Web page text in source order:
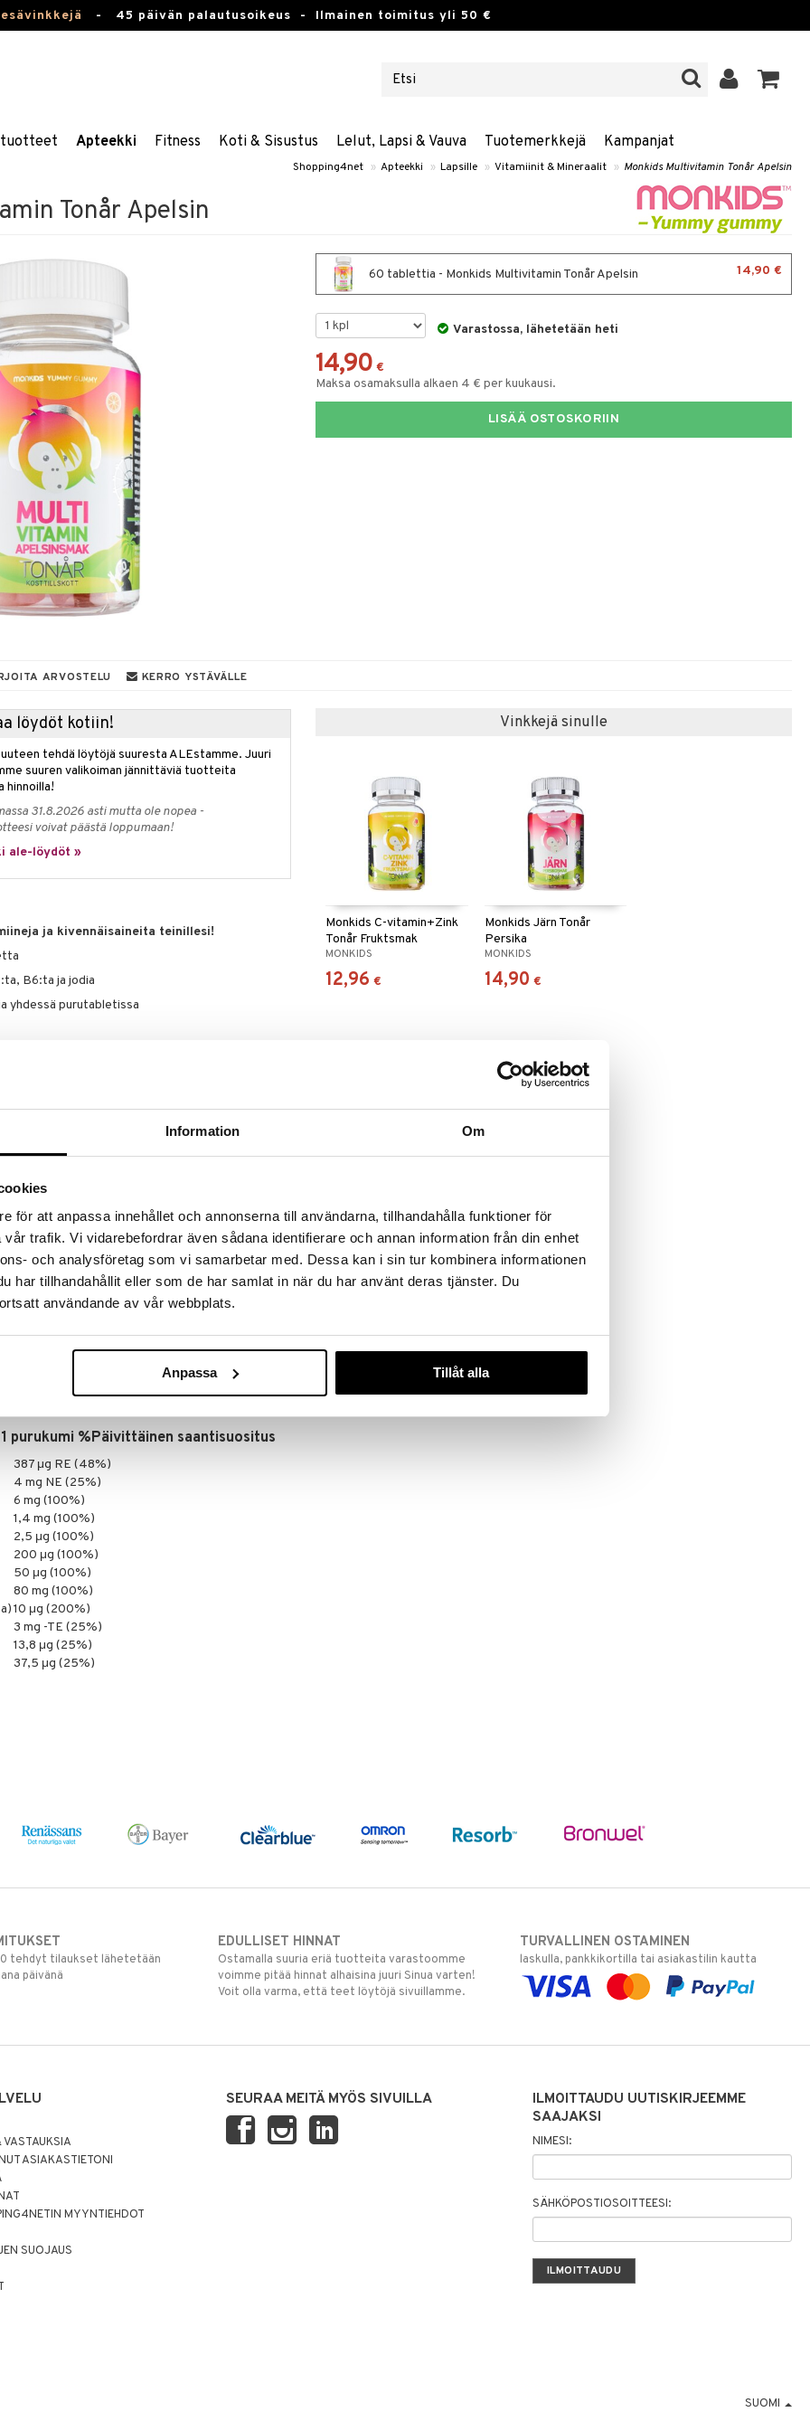
Information Om
för att anpassa innehållet och annonserna till användarna, tillhandahålla funktioner för
trafik. Vi vidarebefordrar även sådana identifierare och annan information från din enhet
och analysföretag som vi samarbetar med. Dessa kan i sin tur kombinera informationen
har tillhandahållit eller som de har samlat in när du har använt deras tjänster. Du
användande av vår webbplats.
Anpassa Tillåt alla
- 45 päivän palautusoikeus - Ilmainen toimitus yli 50 €
Apteekki Fitness Koti & Sisustus Lelut, Lapsi & Vauva Tuotemerkkejä Kampanjat
Shopping4net » Apteekki » Lapsille » Vitamiinit & Mineraalit » Monkids Multivitamin Tonår Apelsin
Tonår Apelsin
60 tablettia - Monkids Multivitamin Tonår Apelsin 14,90 €
Varastossa, lähetetään heti
14,90 €
Maksa osamaksulla alkaen 4 € per kuukausi.
LISÄÄ OSTOSKORIIN
ARVOSTELU KERRO YSTÄVÄLLE
löydöt kotiin!
tehdä löytöjä suuresta ALEstamme. Juuri
suuren valikoiman jännittäviä tuotteita
hinnoilla!
31.8.2026 asti mutta ole nopea -
voivat päästä loppumaan!
ale-löydöt »
ja kivennäisaineita teinillesi!
B6:ta ja jodia
yhdessä purutabletissa
aikuisille
purutabletti, pureskellaan
ei tule ylittää. Ravintolisiä ei tule käyttää
Säilytettävä pienten lasten ulottumattomissa.
maissitärkkelys, C-vitamiini (askorbiinihappo),
(DL-alfatokoferoliasetaatti), pantoteenihappo
B6-vitamiini (pyridoksiinihydrokloridi),
biotiini), happamuudensäätöaine
(appelsiini), porkkana- ja kurpitsatiiviste, kasviöljy
purukumi %Päivittäinen saantisuositus
387 μg RE (48%)
4 mg NE (25%)
6 mg (100%)
1,4 mg (100%)
2,5 μg (100%)
200 μg (100%)
50 μg (100%)
80 mg (100%)
10 μg (200%)
3 mg -TE (25%)
13,8 μg (25%)
37,5 μg (25%)
Vinkkejä sinulle
Monkids C-vitamin+Zink
Tonår Fruktsmak
MONKIDS
12,96 €
Monkids Järn Tonår
Persika
MONKIDS
14,90 €
tehdyt tilaukset lähetetään
päivänä
EDULLISET HINNAT
Ostamalla suuria eriä tuotteita varastoomme
voimme pitää hinnat alhaisina juuri Sinua varten!
Voit olla varma, että teet löytöjä sivuillamme.
TURVALLINEN OSTAMINEN
laskulla, pankkikortilla tai asiakastilin kautta
ASIAKASTIETONI
MYYNTIEHDOT
SUOJAUS
SEURAA MEITÄ MYÖS SIVUILLA
ILMOITTAUDU UUTISKIRJEEMME
SAAJAKSI
NIMESI:
SÄHKÖPOSTIOSOITTEESI:
SUOMI